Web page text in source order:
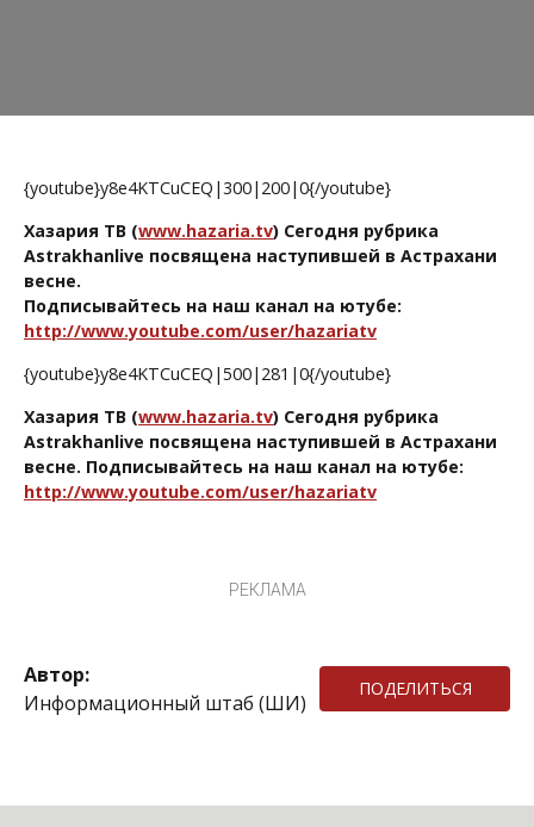
{youtube}y8e4KTCuCEQ|300|200|0{/youtube}
Хазария ТВ (www.hazaria.tv) Сегодня рубрика
Astrakhanlive посвящена наступившей в Астрахани
весне.
Подписывайтесь на наш канал на ютубе:
http://www.youtube.com/user/hazariatv
{youtube}y8e4KTCuCEQ|500|281|0{/youtube}
Хазария ТВ (www.hazaria.tv) Сегодня рубрика
Astrakhanlive посвящена наступившей в Астрахани
весне. Подписывайтесь на наш канал на ютубе:
http://www.youtube.com/user/hazariatv
РЕКЛАМА
Автор:
Информационный штаб (ШИ)
ПОДЕЛИТЬСЯ